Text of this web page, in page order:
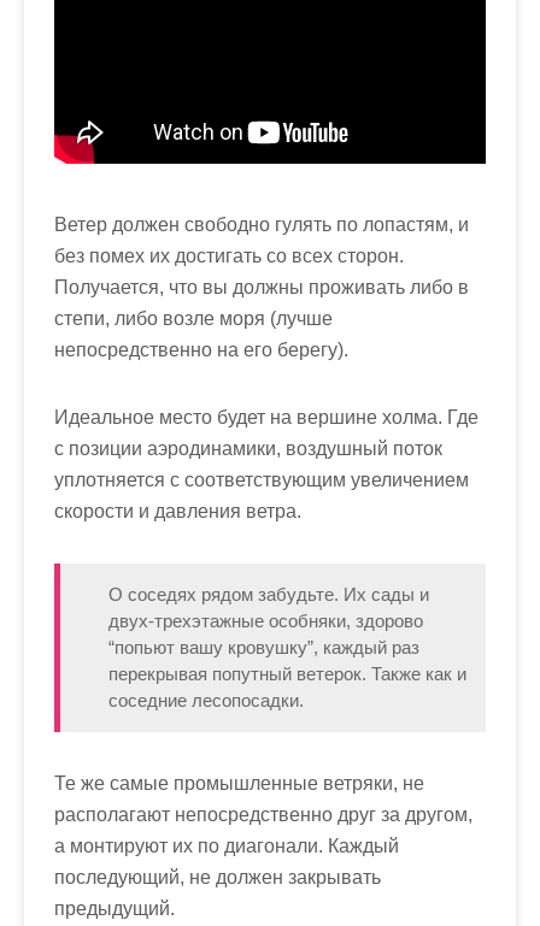
Ветер должен свободно гулять по лопастям, и
без помех их достигать со всех сторон.
Получается, что вы должны проживать либо в
степи, либо возле моря (лучше
непосредственно на его берегу).
Идеальное место будет на вершине холма. Где
с позиции аэродинамики, воздушный поток
уплотняется с соответствующим увеличением
скорости и давления ветра.
О соседях рядом забудьте. Их сады и
двух-трехэтажные особняки, здорово
“попьют вашу кровушку”, каждый раз
перекрывая попутный ветерок. Также как и
соседние лесопосадки.
Те же самые промышленные ветряки, не
располагают непосредственно друг за другом,
а монтируют их по диагонали. Каждый
последующий, не должен закрывать
предыдущий.